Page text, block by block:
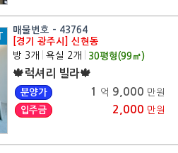
매물번호 - 43764
[경기 광주시] 신현동
방 3개
욕실 2개 30평형(99㎡)
🍁럭셔리 빌라🍁
분양가 1 억 9,000 만원
입주금
2,000 만원